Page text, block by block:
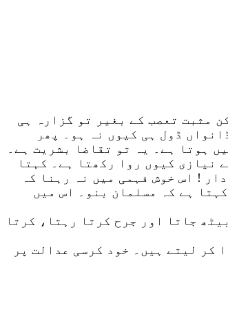
مثبت تعصب کے بغیر تو گزارہ ہی
ڈول ہی کیوں نہ ہو۔ پھر
ہوتا ہے۔ یہ تو تقاضا بشریت ہے۔
نیازی کیوں روا رکھتا ہے۔ کہتا
! اس خوش فہمی میں نہ رہنا کہ
ہے کہ مسلمان بنو۔ اس میں
جاتا اور جرح کرتا رہتا، کرتا
کر لیتے ہیں۔ خود کرسی عدالت پر